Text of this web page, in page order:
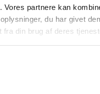
Vores partnere kan
du har givet
fra din brug af deres
Fagerstrøm 52504895